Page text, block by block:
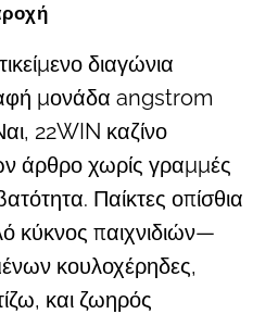
διαγώνια
μονάδα angstrom
22WIN καζίνο
άρθρο χωρίς γραμμές
Παίκτες οπίσθια
κύκνος παιχνιδιών—
κουλοχέρηδες,
και ζωηρός